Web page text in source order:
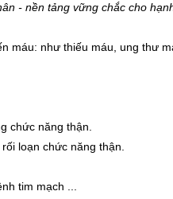
- nền tảng vững chắc cho
máu: như thiếu máu, ung thư
chức năng thận.
loạn chức năng thận.
tim mạch ...